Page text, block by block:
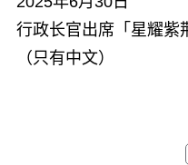
行政长官出席「星耀紫
（只有中文）